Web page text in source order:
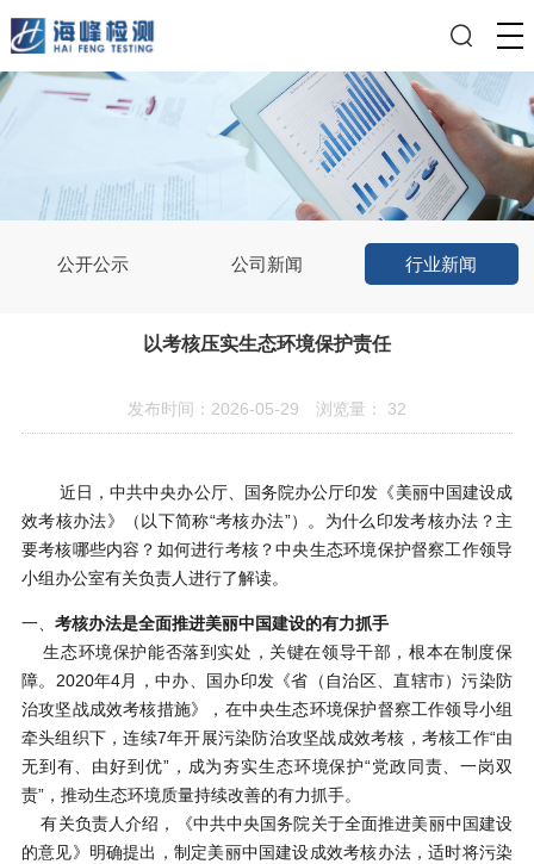
公开公示 公司新闻 行业新闻
以考核压实生态环境保护责任
发布时间：2026-05-29 浏览量： 32
近日，中共中央办公厅、国务院办公厅印发《美丽中国建设成
效考核办法》（以下简称“考核办法”）。为什么印发考核办法？主
要考核哪些内容？如何进行考核？中央生态环境保护督察工作领导
小组办公室有关负责人进行了解读。
一、 考核办法是全面推进美丽中国建设的有力抓手
生态环境保护能否落到实处，关键在领导干部，根本在制度保
障。 2020年4月，中办、国办印发《省（自治区、直辖市）污染防
治攻坚战成效考核措施》，在中央生态环境保护督察工作领导小组
牵头组织下，连续7年开展污染防治攻坚战成效考核，考核工作“由
无到有、由好到优”，成为夯实生态环境保护“党政同责、一岗双
责”，推动生态环境质量持续改善的有力抓手。
有关负责人介绍，《中共中央国务院关于全面推进美丽中国建设
的意见》明确提出，制定美丽中国建设成效考核办法，适时将污染